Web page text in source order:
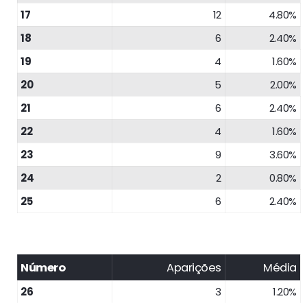
17
12
4.80%
18
6
2.40%
19
4
1.60%
20
5
2.00%
21
6
2.40%
22
4
1.60%
23
9
3.60%
24
2
0.80%
25
6 2.40%
Número Aparições Média
26 3
1.20%